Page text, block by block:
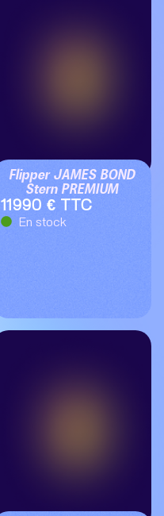
Flipper JAMES BOND
Stern PREMIUM
11990 € TTC
En stock